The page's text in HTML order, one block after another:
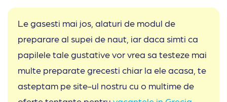
Le gasesti mai jos, alaturi de modul de
preparare al supei de naut, iar daca simti ca
papilele tale gustative vor vrea sa testeze mai
multe preparate grecesti chiar la ele acasa, te
asteptam pe site-ul nostru cu o multime de